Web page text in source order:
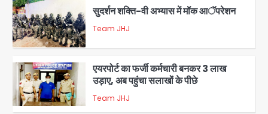
2
सुदर्शन शक्ति-वी अभ्यास में मॉक आॅपरेशन
Team JHJ
3
एयरपोर्ट का फर्जी कर्मचारी बनकर 3 लाख
उड़ाए, अब पहुंचा सलाखों के पीछे
Team JHJ